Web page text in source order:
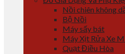
Nồi chiên không
Bộ Nồi
Máy sấy bát
Máy Xịt Rửa Xe
Quạt Điều Hòa